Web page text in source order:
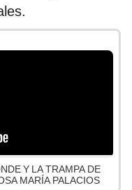
Y LA TRAMPA DE
MARÍA PALACIOS